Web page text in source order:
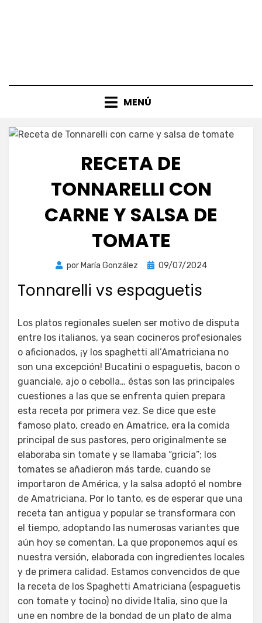
MENÚ
RECETA DE
TONNARELLI CON
CARNE Y SALSA DE
TOMATE
por María González
Publicada
09/07/2024
Tonnarelli vs espaguetis
Los platos regionales suelen ser motivo de disputa
entre los italianos, ya sean cocineros profesionales
o aficionados, ¡y los spaghetti all’Amatriciana no
son una excepción! Bucatini o espaguetis, bacon o
guanciale, ajo o cebolla… éstas son las principales
cuestiones a las que se enfrenta quien prepara
esta receta por primera vez. Se dice que este
famoso plato, creado en Amatrice, era la comida
principal de sus pastores, pero originalmente se
elaboraba sin tomate y se llamaba “gricia”; los
tomates se añadieron más tarde, cuando se
importaron de América, y la salsa adoptó el nombre
de Amatriciana. Por lo tanto, es de esperar que una
receta tan antigua y popular se transformara con
el tiempo, adoptando las numerosas variantes que
aún hoy se comentan. La que proponemos aquí es
nuestra versión, elaborada con ingredientes locales
y de primera calidad. Estamos convencidos de que
la receta de los Spaghetti Amatriciana (espaguetis
con tomate y tocino) no divide Italia, sino que la
une en nombre de la bondad de un plato de alma